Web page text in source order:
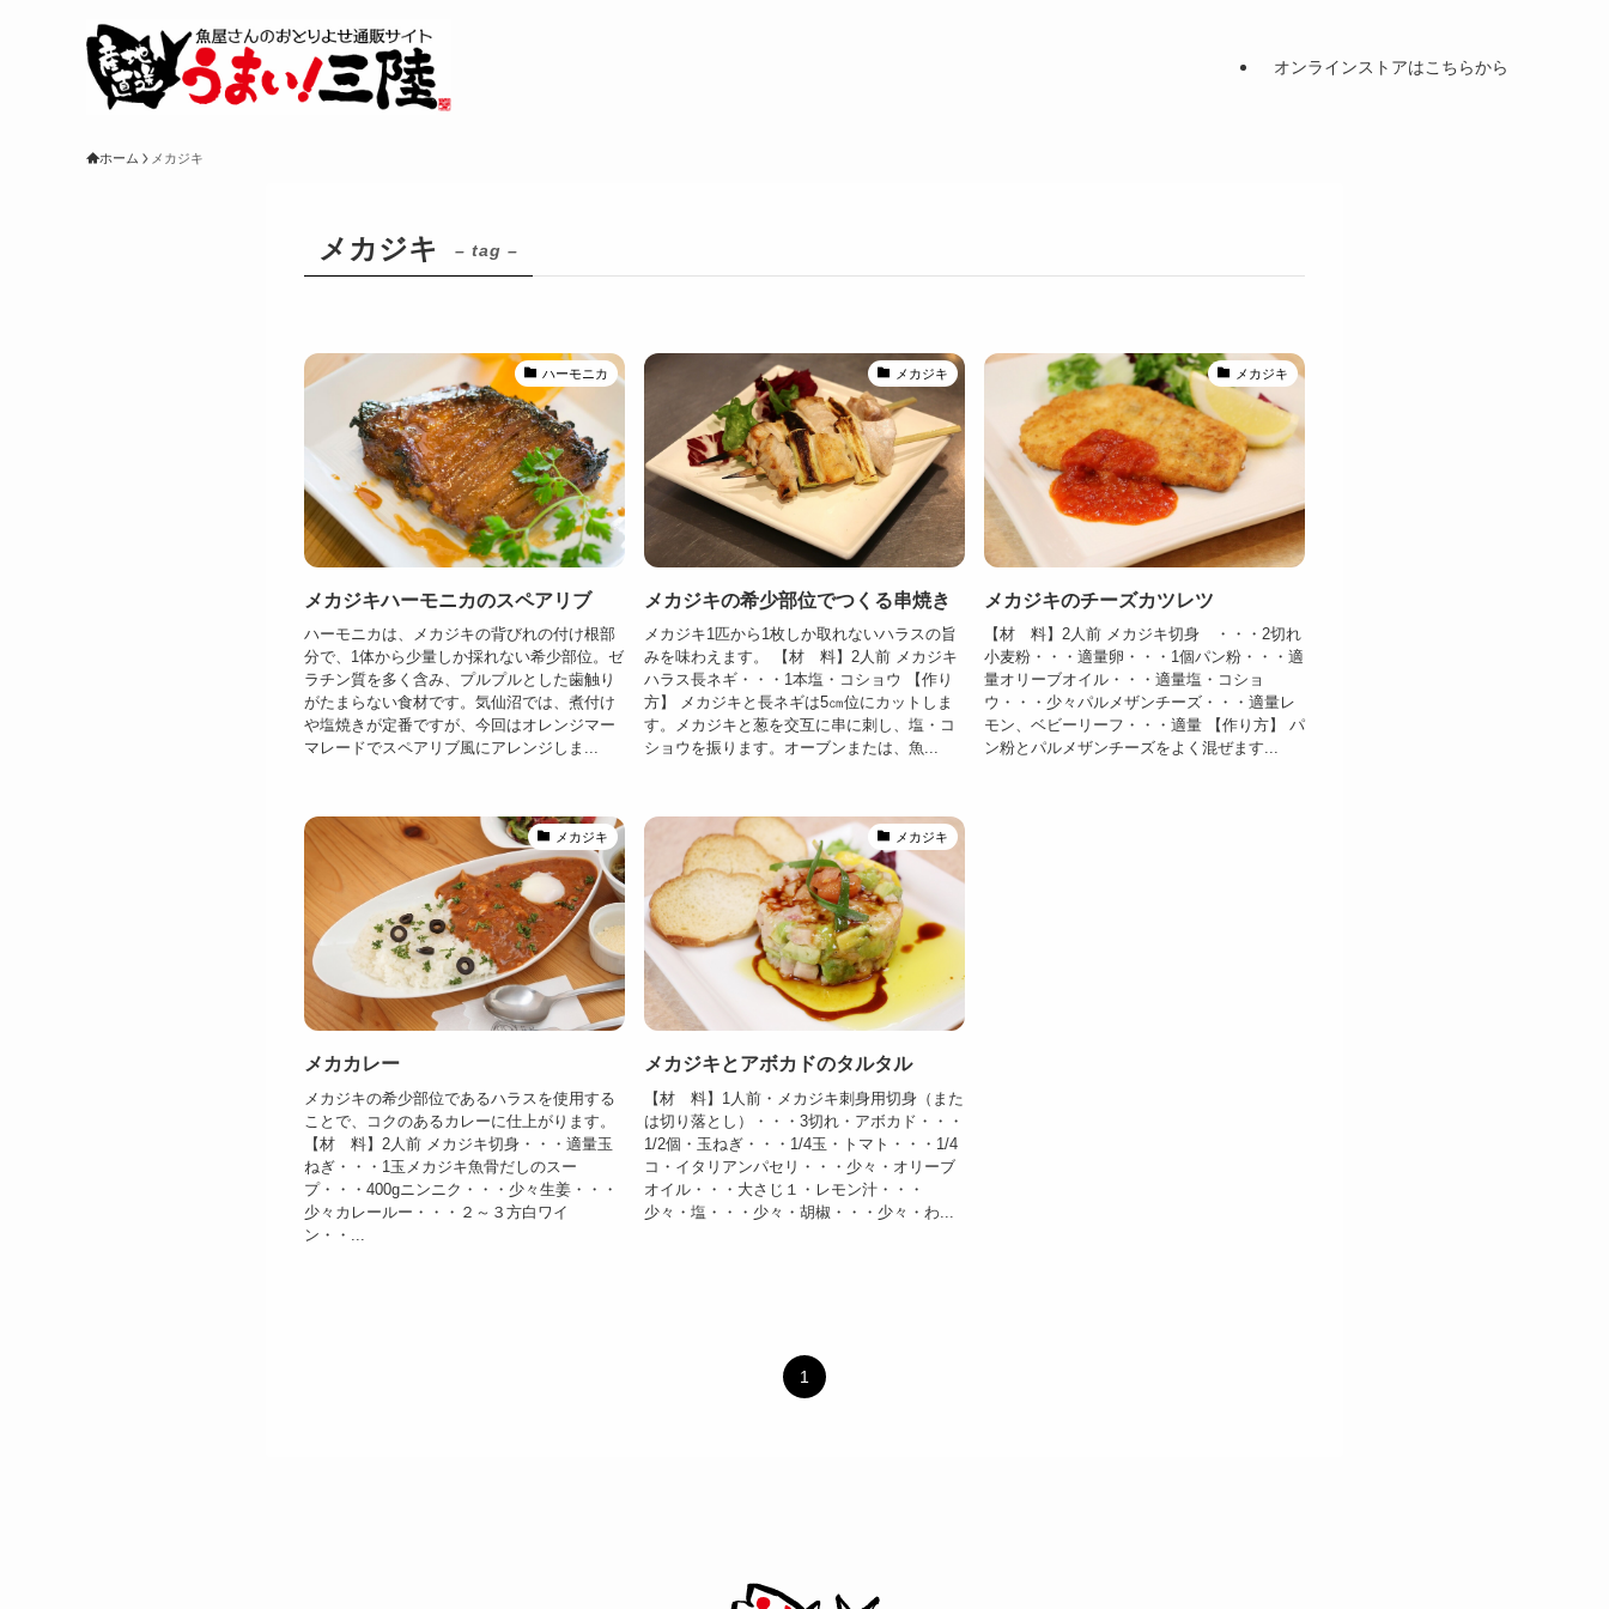
オンラインストアはこちらから
ホーム メカジキ
メカジキ – tag –
ハーモニカ
メカジキハーモニカのスペアリブ
ハーモニカは、メカジキの背びれの付け根部
分で、1体から少量しか採れない希少部位。ゼ
ラチン質を多く含み、プルプルとした歯触り
がたまらない食材です。気仙沼では、煮付け
や塩焼きが定番ですが、今回はオレンジマー
マレードでスペアリブ風にアレンジしま...
メカジキ
メカジキの希少部位でつくる串焼き
メカジキ1匹から1枚しか取れないハラスの旨
みを味わえます。 【材 料】2人前 メカジキ
ハラス長ネギ・・・1本塩・コショウ 【作り
方】 メカジキと長ネギは5㎝位にカットしま
す。メカジキと葱を交互に串に刺し、塩・コ
ショウを振ります。オーブンまたは、魚...
メカジキ
メカジキのチーズカツレツ
【材 料】2人前 メカジキ切身 ・・・2切れ
小麦粉・・・適量卵・・・1個パン粉・・・適
量オリーブオイル・・・適量塩・コショ
ウ・・・少々パルメザンチーズ・・・適量レ
モン、ベビーリーフ・・・適量 【作り方】 パ
ン粉とパルメザンチーズをよく混ぜます...
メカジキ
メカカレー
メカジキの希少部位であるハラスを使用する
ことで、コクのあるカレーに仕上がります。
【材 料】2人前 メカジキ切身・・・適量玉
ねぎ・・・1玉メカジキ魚骨だしのスー
プ・・・400gニンニク・・・少々生姜・・・
少々カレールー・・・２～３方白ワイ
ン・・...
メカジキ
メカジキとアボカドのタルタル
【材 料】1人前・メカジキ刺身用切身（また
は切り落とし）・・・3切れ・アボカド・・・
1/2個・玉ねぎ・・・1/4玉・トマト・・・1/4
コ・イタリアンパセリ・・・少々・オリーブ
オイル・・・大さじ１・レモン汁・・・
少々・塩・・・少々・胡椒・・・少々・わ...
1